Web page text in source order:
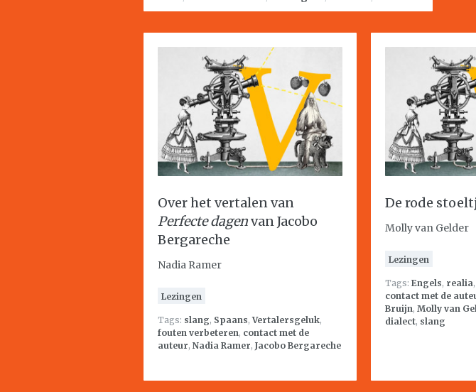
Over het vertalen van
Perfecte dagenvan Jacobo
Bergareche
Nadia Ramer
Lezingen
Tags: slang, Spaans,Vertalersgeluk,
fouten verbeteren, contact met de
auteur, Nadia Ramer, Jacobo Bergareche
De rode
Molly van Gelder
Lezingen
Tags: Engels, realia
contact met de
Bruijn, Molly van
dialect, slang